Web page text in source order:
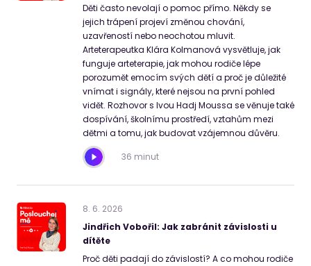
Děti často nevolají o pomoc přímo. Někdy se
jejich trápení projeví změnou chování,
uzavřeností nebo neochotou mluvit.
Arteterapeutka Klára Kolmanová vysvětluje, jak
funguje arteterapie, jak mohou rodiče lépe
porozumět emocím svých dětí a proč je důležité
vnímat i signály, které nejsou na první pohled
vidět. Rozhovor s Ivou Hadj Moussa se věnuje také
dospívání, školnímu prostředí, vztahům mezi
dětmi a tomu, jak budovat vzájemnou důvěru.
36 minut
8. 6. 2026
Jindřich Vobořil: Jak zabránit závislosti u
dítěte
Proč děti padají do závislostí? A co mohou rodiče